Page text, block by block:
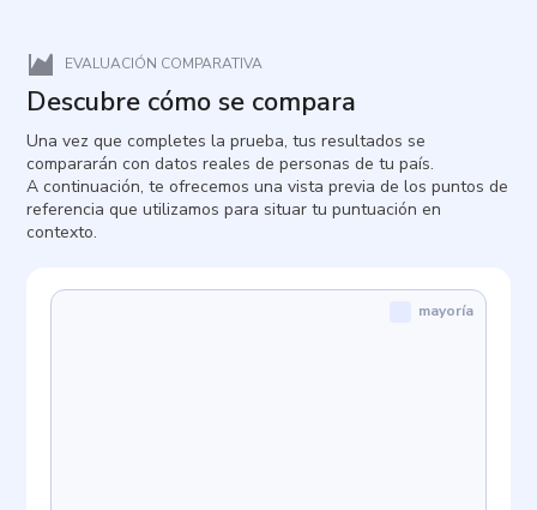
EVALUACIÓN COMPARATIVA
Descubre cómo se compara
Una vez que completes la prueba, tus resultados se
compararán con datos reales de personas de tu país.
A continuación, te ofrecemos una vista previa de los puntos de
referencia que utilizamos para situar tu puntuación en
contexto.
mayoría